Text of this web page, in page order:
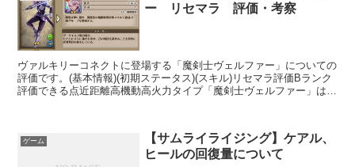
ー リセマラ 評価・考察
ヴァルキリーコネクトに登場する「魔剣士ヴェルファー」についての
評価です。(基本情報)(初期ステータス)(スキル)リセマラ評価Bランク
評価できる点近距離高機動高火力タイプ「魔剣士ヴェルファー」は素
ゲーム
【サムライライジング】ケアル、
ヒールの回復量について